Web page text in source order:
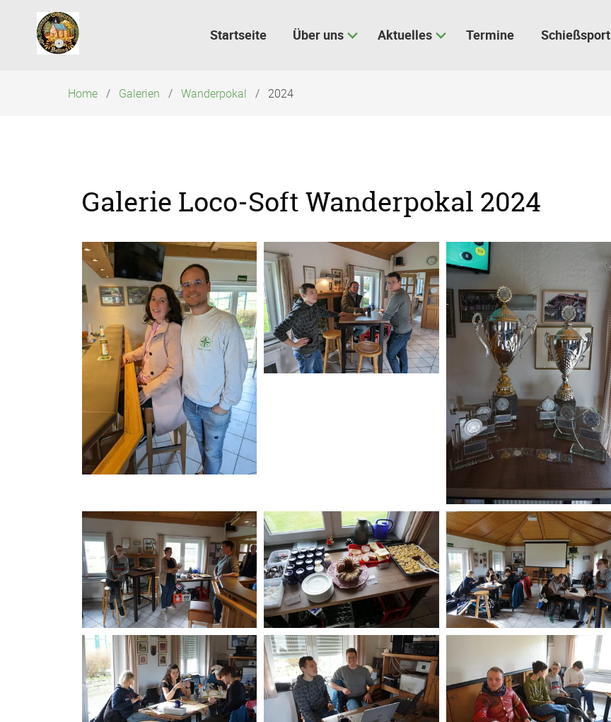
Navigation
überspringen
Startseite Über uns Aktuelles Termine Schießsport
Home Galerien Wanderpokal 2024
Galerie Loco-Soft Wanderpokal 2024